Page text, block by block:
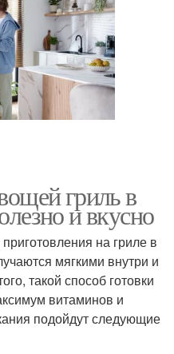
гриль в
и вкусно
на гриле в
мягкими внутри и
такой способ готовки
витаминов и
подойдут следующие